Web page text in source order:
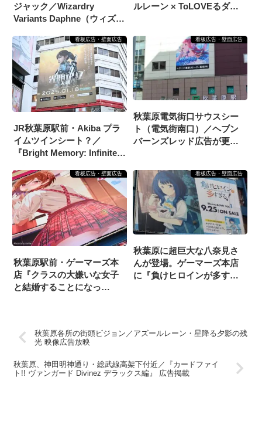
ジャック／Wizardry
Variants Daphne（ウィズダ
う、冒険者を集めよ――」
広告掲載
ルレーン × ToLOVEるダー
看板広告・壁面広告
JR秋葉原駅前・Akiba プラ
イムツインシート？／
『Bright Memory: Infinite』
看板広告・壁面広告
秋葉原電気街口サウスシー
ト（電気街南口）／ヘブン
バーンズレッド広告が更新
看板広告・壁面広告
秋葉原駅前・ゲーマーズ本
店『クラスの大嫌いな女子
と結婚することになっ
看板広告・壁面広告
秋葉原に超巨大な八奈見さ
んが登場。ゲーマーズ本店
に『負けヒロインが多すぎ
秋葉原各所の街頭ビジョン／アズールレーン・星降る夕影の残
光 映像広告放映
秋葉原、神田明神通り・総武線高架下付近／『カードファイ
ト!! ヴァンガード Divinez デラックス編』 広告掲載